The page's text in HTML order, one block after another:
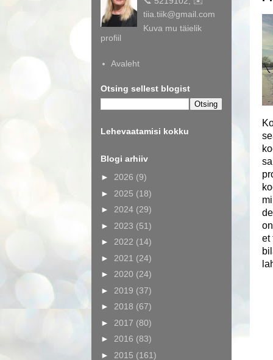
et
tiia.tiik@gmail.com
Kuva mu täielik
profiil
Avaleht
Otsing sellest blogist
Lehevaatamisi kokku
Blogi arhiiv
► 2026 (9)
► 2025 (18)
► 2024 (29)
► 2023 (51)
► 2022 (14)
► 2021 (24)
► 2020 (24)
► 2019 (37)
► 2018 (67)
► 2017 (80)
► 2016 (83)
► 2015 (161)